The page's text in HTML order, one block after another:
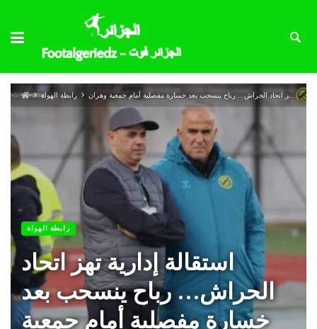
رابطة الهواة استقالة إدارية تهز اتحاد الحراش… رباح ينسحب بعد خسارة مفصلية أمام جمعية وهران
رابطة الهواة
استقالة إدارية تهز اتحاد
الحراش… رباح ينسحب بعد
خسارة مفصلية أمام جمعية